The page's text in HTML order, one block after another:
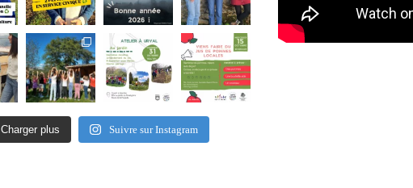
Charger plus Suivre sur Instagram